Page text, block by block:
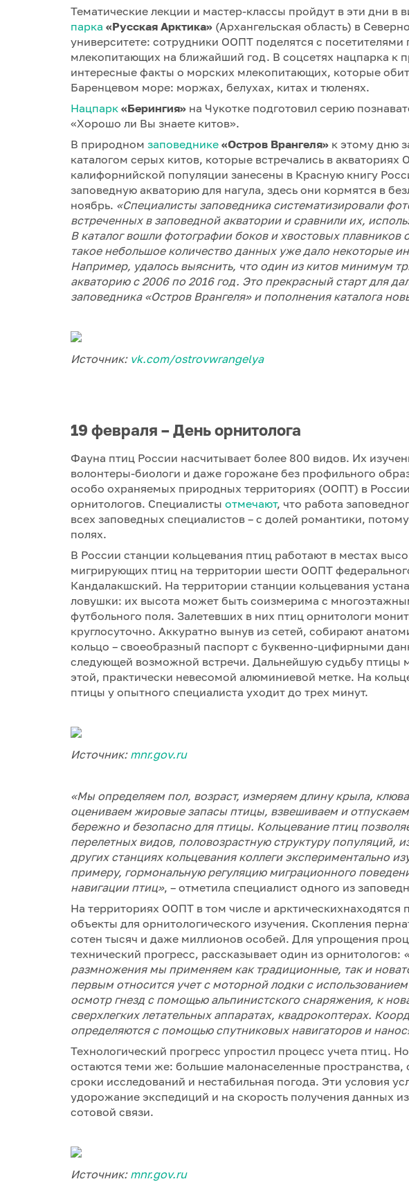
Тематические лекции и мастер-классы пройдут в эти дни в
парка «Русская Арктика» (Архангельская область) в
университете: сотрудники ООПТ поделятся с
млекопитающих на ближайший год. В соцсетях нацпарка к
интересные факты о морских млекопитающих, которые
Баренцевом море: моржах, белухах, китах и тюленях.
Нацпарк «Берингия» на Чукотке подготовил серию
«Хорошо ли Вы знаете китов».
В природном заповеднике «Остров Врангеля» к этому дню
каталогом серых китов, которые встречались в
калифорнийской популяции занесены в Красную книгу
заповедную акваторию для нагула, здесь они кормятся в
ноябрь. «Специалисты заповедника систематизировали
встреченных в заповедной акватории и сравнили их,
В каталог вошли фотографии боков и хвостовых
такое небольшое количество данных уже дало некоторые
Например, удалось выяснить, что один из китов минимум
акваторию с 2006 по 2016 год. Это прекрасный старт для
заповедника «Остров Врангеля» и пополнения каталога
Источник: vk.com/ostrovwrangelya
19 февраля – День орнитолога
Фауна птиц России насчитывает более 800 видов. Их
волонтеры-биологи и даже горожане без профильного
особо охраняемых природных территориях (ООПТ) в
орнитологов. Специалисты отмечают, что работа
всех заповедных специалистов – с долей романтики,
полях.
В России станции кольцевания птиц работают в местах
мигрирующих птиц на территории шести ООПТ
Кандалакшский. На территории станции кольцевания
ловушки: их высота может быть соизмерима с
футбольного поля. Залетевших в них птиц орнитологи
круглосуточно. Аккуратно вынув из сетей, собирают
кольцо – своеобразный паспорт с буквенно-цифирными
следующей возможной встречи. Дальнейшую судьбу птицы
этой, практически невесомой алюминиевой метке. На
птицы у опытного специалиста уходит до трех минут.
Источник: mnr.gov.ru
«Мы определяем пол, возраст, измеряем длину крыла,
оцениваем жировые запасы птицы, взвешиваем и
бережно и безопасно для птицы. Кольцевание птиц
перелетных видов, половозрастную структуру популяций,
других станциях кольцевания коллеги экспериментально
примеру, гормональную регуляцию миграционного
навигации птиц», – отметила специалист одного из
На территориях ООПТ в том числе и арктическихнаходятся
объекты для орнитологического изучения. Скопления
сотен тысяч и даже миллионов особей. Для упрощения
технический прогресс, рассказывает один из орнитологов:
размножения мы применяем как традиционные, так и
первым относится учет с моторной лодки с
осмотр гнезд с помощью альпинистского снаряжения, к
сверхлегких летательных аппаратах, квадрокоптерах.
определяются с помощью спутниковых навигаторов и
Технологический прогресс упростил процесс учета птиц.
остаются теми же: большие малонаселенные пространства,
сроки исследований и нестабильная погода. Эти условия
удорожание экспедиций и на скорость получения данных
сотовой связи.
Источник: mnr.gov.ru